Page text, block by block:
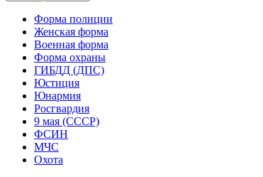
Форма полиции
Женская форма
Военная форма
Форма охраны
ГИБДД (ДПС)
Юстиция
Юнармия
Росгвардия
9 мая (СССР)
ФСИН
МЧС
Охота